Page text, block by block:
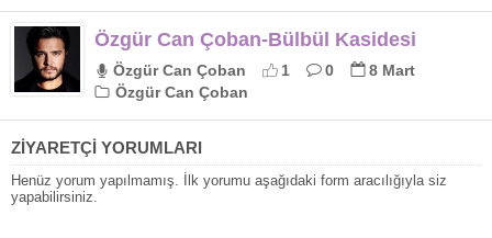
Özgür Can Çoban-Bülbül Kasidesi
Özgür Can Çoban 1 0
8 Mart
Özgür Can Çoban
ZİYARETÇİ YORUMLARI
Henüz yorum yapılmamış. İlk yorumu aşağıdaki form aracılığıyla siz
yapabilirsiniz.